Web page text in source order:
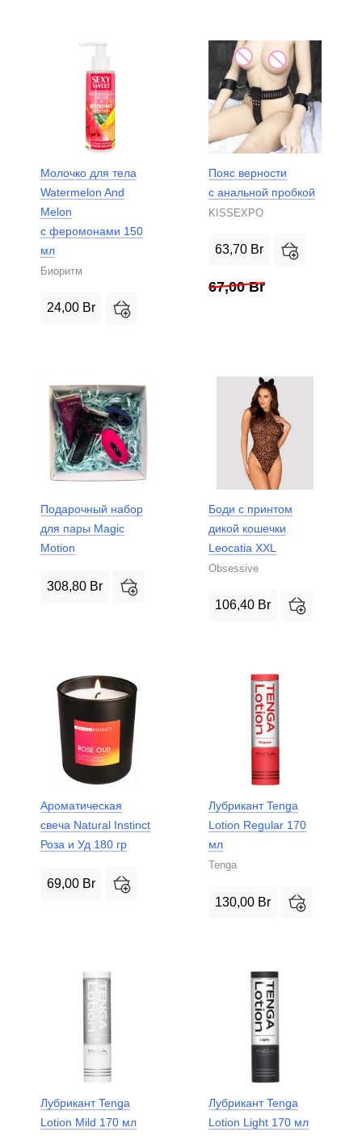
Молочко для тела
Watermelon And
Melon
с феромонами 150
мл
Биоритм
24,00 Br
Пояс верности
с анальной пробкой
KISSEXPO
63,70 Br
67,00Br
Подарочный набор
для пары Magic
Motion
308,80 Br
Боди с принтом
дикой кошечки
Leocatia XXL
Obsessive
106,40 Br
Ароматическая
свеча Natural Instinct
Роза и Уд 180 гр
69,00 Br
Лубрикант Tenga
Lotion Regular 170
мл
Tenga
130,00 Br
Лубрикант Tenga
Lotion Mild 170 мл
Лубрикант Tenga
Lotion Light 170 мл